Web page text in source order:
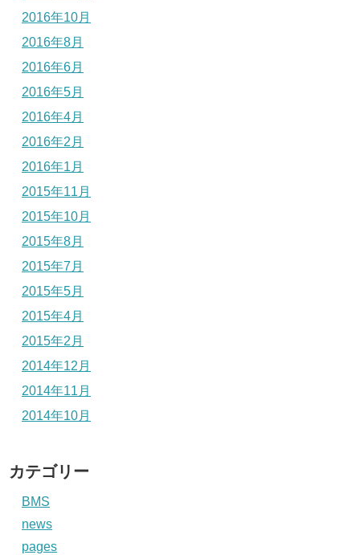
2016年10月
2016年8月
2016年6月
2016年5月
2016年4月
2016年2月
2016年1月
2015年11月
2015年10月
2015年8月
2015年7月
2015年5月
2015年4月
2015年2月
2014年12月
2014年11月
2014年10月
カテゴリー
BMS
news
pages